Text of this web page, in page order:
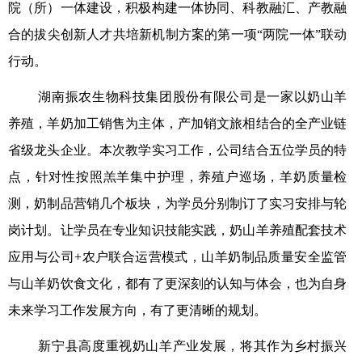
院（所）一体建设，积极构建一体协同、科教融汇、产教融
合的拔尖创新人才共培新机制方案的第一项“两院一体”联动
行动。
湖南振农生物科技集团股份有限公司是一家以奶山羊
养殖，羊奶加工销售为主体，产加销文旅相结合的全产业链
省级龙头企业。本次教学实习工作，公司结合五位学员的特
点，针对性按照羔羊集中护理，养殖户巡场，羊奶质量检
测，奶制品营销几个板块，为学员分别制订了实习安排与轮
岗计划。让学员在专业知识技能实践，奶山羊养殖配套技术
应用与公司+农户联合运营模式，山羊奶制品质量安全监管
与山羊奶饮食文化，都有了更深刻的认知与体会，也为自身
未来学习工作发展方向，有了更清晰的规划。
新宁县高度重视奶山羊产业发展，将其作为乡村振兴